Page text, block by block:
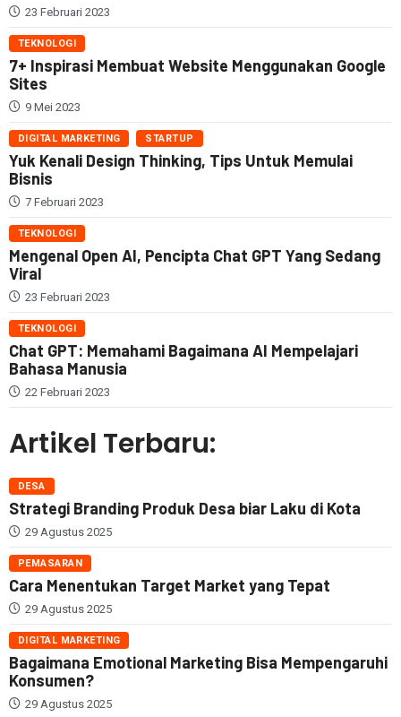
23 Februari 2023
TEKNOLOGI
7+ Inspirasi Membuat Website Menggunakan Google
Sites
9 Mei 2023
DIGITAL MARKETING STARTUP
Yuk Kenali Design Thinking, Tips Untuk Memulai
Bisnis
7 Februari 2023
TEKNOLOGI
Mengenal Open AI, Pencipta Chat GPT Yang Sedang
Viral
23 Februari 2023
TEKNOLOGI
Chat GPT: Memahami Bagaimana AI Mempelajari
Bahasa Manusia
22 Februari 2023
Artikel Terbaru:
DESA
Strategi Branding Produk Desa biar Laku di Kota
29 Agustus 2025
PEMASARAN
Cara Menentukan Target Market yang Tepat
29 Agustus 2025
DIGITAL MARKETING
Bagaimana Emotional Marketing Bisa Mempengaruhi
Konsumen?
29 Agustus 2025